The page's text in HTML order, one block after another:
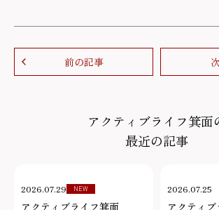
前の記事
アクティブライフ箕面
最近の記事
2026.07.29 NEW 2026.07.25